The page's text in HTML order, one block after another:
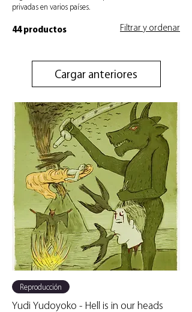
privadas en varios países.
44 productos Filtrar y ordenar
Cargar anteriores
Reproducción
Yudi Yudoyoko - Hell is in our heads